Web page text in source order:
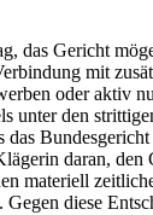
das Gericht
mit
oder aktiv
den
daran,
diese